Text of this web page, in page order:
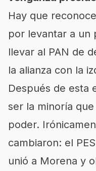
Hay que
por levantar a un
llevar al PAN de
la alianza con la
Después de esta
ser la minoría
poder.
cambiaron: el
unió a Morena y